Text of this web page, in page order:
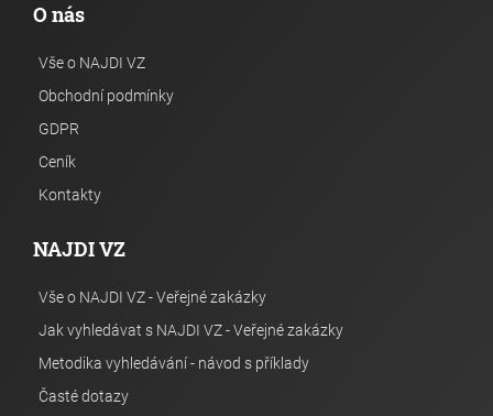
O nás
Vše o NAJDI VZ
Obchodní podmínky
GDPR
Ceník
Kontakty
NAJDI VZ
Vše o NAJDI VZ - Veřejné zakázky
Jak vyhledávat s NAJDI VZ - Veřejné zakázky
Metodika vyhledávání - návod s příklady
Časté dotazy